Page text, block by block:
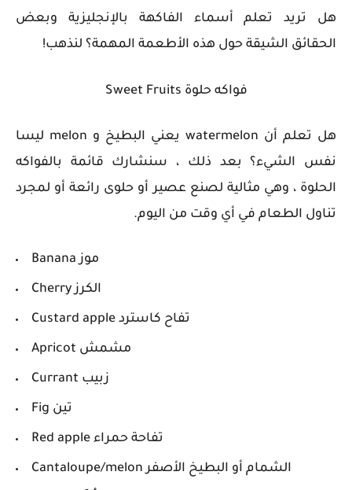
هل تريد تعلم أسماء الفاكهة بالإنجليزية وبعض
الحقائق الشيقة حول هذه الأطعمة المهمة؟ لنذهب!
فواكه حلوة Sweet Fruits
هل تعلم أن watermelon يعني البطيخ و melon ليسا
نفس الشيء؟ بعد ذلك ، سنشارك قائمة بالفواكه
الحلوة ، وهي مثالية لصنع عصير أو حلوى رائعة أو لمجرد
تناول الطعام في أي وقت من اليوم.
Banana موز
Cherry الكرز
Custard apple تفاح كاسترد
Apricot مشمش
Currant زبيب
Fig تين
Red apple تفاحة حمراء
Cantaloupe/melon الشمام أو البطيخ الأصفر